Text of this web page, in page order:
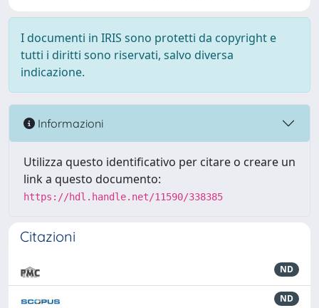
I documenti in IRIS sono protetti da copyright e
tutti i diritti sono riservati, salvo diversa
indicazione.
Informazioni
Utilizza questo identificativo per citare o creare un
link a questo documento:
https://hdl.handle.net/11590/338385
Citazioni
ND
ND